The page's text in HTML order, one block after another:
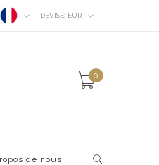
DEVISE: EUR
0
de nous